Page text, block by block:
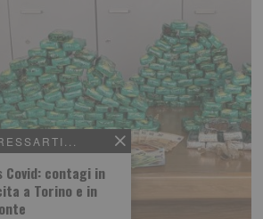
Covid: contagi in
a Torino e in